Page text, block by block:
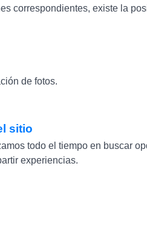
correspondientes, existe la
de fotos.
sitio
todo el tiempo en buscar
experiencias.